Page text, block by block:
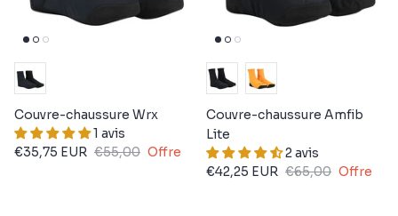
Couvre-chaussure Wrx
1 avis
€35,75 EUR €55,00 Offre
Couvre-chaussure Amfib
Lite
2 avis
€42,25 EUR €65,00 Offre